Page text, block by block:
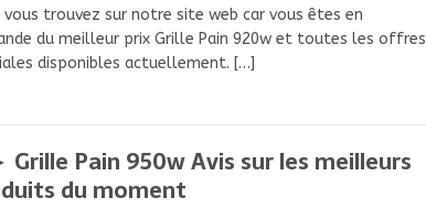
vous trouvez sur notre site web car vous êtes en
du meilleur prix Grille Pain 920w et toutes les offres
disponibles actuellement. […]
Pain 950w Avis sur les meilleurs
du moment